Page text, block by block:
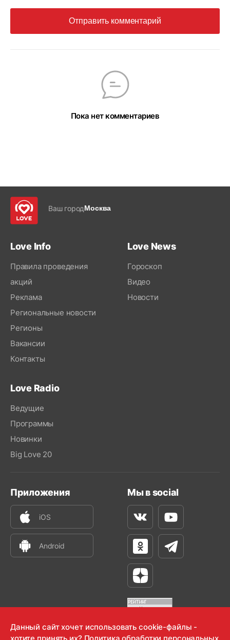
Отправить комментарий
Пока нет комментариев
Ваш городМосква
Love Info
Правила проведения
акций
Реклама
Региональные новости
Регионы
Вакансии
Контакты
Love News
Гороскоп
Видео
Новости
Love Radio
Ведущие
Программы
Новинки
Big Love 20
Приложения
iOS
Android
Мы в social
ВконтактеYoutube
Одноклассники
Телеграм
Яндекс Дзен
Данный сайт хочет использовать cookie-файлы -